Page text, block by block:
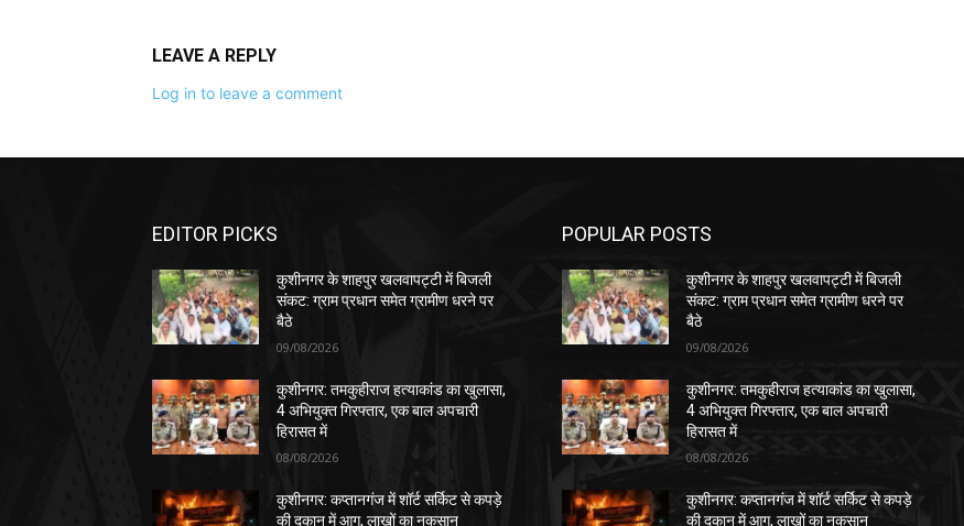
LEAVE A REPLY
Log in to leave a comment
EDITOR PICKS
कुशीनगर के शाहपुर खलवापट्टी में बिजली
संकट: ग्राम प्रधान समेत ग्रामीण धरने पर
बैठे
09/08/2026
कुशीनगर: तमकुहीराज हत्याकांड का खुलासा,
4 अभियुक्त गिरफ्तार, एक बाल अपचारी
हिरासत में
08/08/2026
कुशीनगर: कप्तानगंज में शॉर्ट सर्किट से कपड़े
की दुकान में आग, लाखों का नुकसान
POPULAR POSTS
कुशीनगर के शाहपुर खलवापट्टी में बिजली
संकट: ग्राम प्रधान समेत ग्रामीण धरने पर
बैठे
09/08/2026
कुशीनगर: तमकुहीराज हत्याकांड का खुलासा,
4 अभियुक्त गिरफ्तार, एक बाल अपचारी
हिरासत में
08/08/2026
कुशीनगर: कप्तानगंज में शॉर्ट सर्किट से कपड़े
की दुकान में आग, लाखों का नुकसान